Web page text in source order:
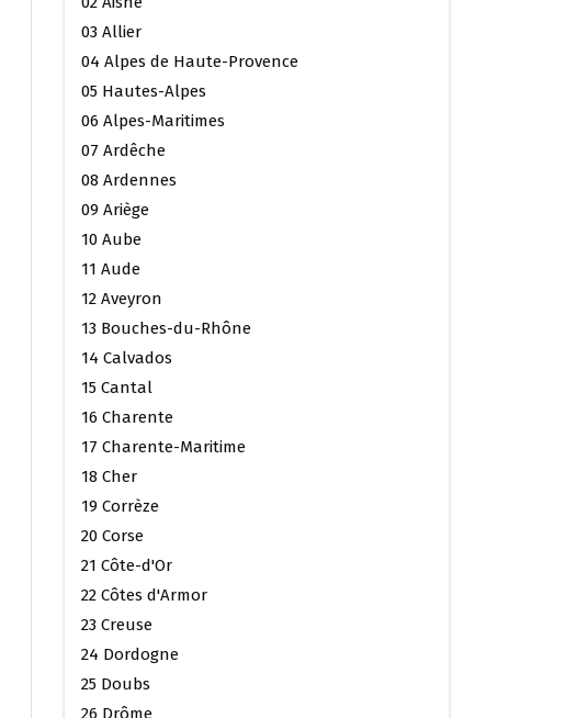
03 Allier
04 Alpes de Haute-Provence
05 Hautes-Alpes
06 Alpes-Maritimes
07 Ardêche
08 Ardennes
09 Ariège
10 Aube
11 Aude
12 Aveyron
13 Bouches-du-Rhône
14 Calvados
15 Cantal
16 Charente
17 Charente-Maritime
18 Cher
19 Corrèze
20 Corse
21 Côte-d'Or
22 Côtes d'Armor
23 Creuse
24 Dordogne
25 Doubs
26 Drôme